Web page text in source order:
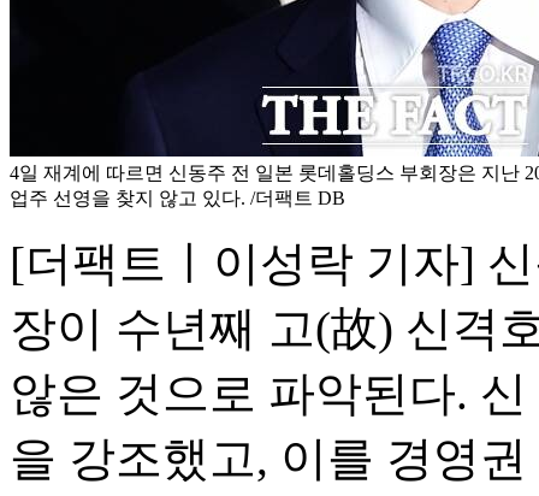
4일 재계에 따르면 신동주 전 일본 롯데홀딩스 부회장은 지난
업주 선영을 찾지 않고 있다. /더팩트 DB
[더팩트ㅣ이성락 기자]
장이 수년째 고(故) 신격
않은 것으로 파악된다.
을 강조했고, 이를 경영